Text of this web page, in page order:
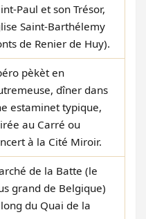
Paul et son Trésor,
Saint-Barthélemy
de Renier de Huy).
pèkèt en
dîner dans
estaminet typique,
au Carré ou
à la Cité Miroir.
de la Batte (le
grand de Belgique)
du Quai de la